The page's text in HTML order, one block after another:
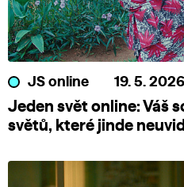
JS online 19. 5. 2026
Jeden svět online: Váš
světů, které jinde